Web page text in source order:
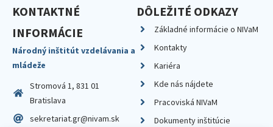
KONTAKTNÉ
INFORMÁCIE
Národný inštitút vzdelávania a
mládeže
Stromová 1, 831 01
Bratislava
sekretariat.gr@nivam.sk
DÔLEŽITÉ ODKAZY
Základné informácie o NIVaM
Kontakty
Kariéra
Kde nás nájdete
Pracoviská NIVaM
Dokumenty inštitúcie